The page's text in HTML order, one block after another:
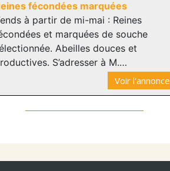
fécondées marquées
à partir de mi-mai : Reines
et marquées de souche
Abeilles douces et
S’adresser à M.…
Voir l'annonce